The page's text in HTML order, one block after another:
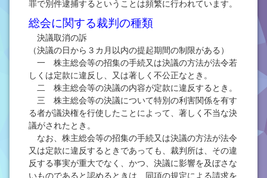
罪で別件逮捕するということは頻繁に行われています。
総会に関する裁判の種類
決議取消の訴
（決議の日から３カ月以内の提起期間の制限がある）
一 株主総会等の招集の手続又は決議の方法が法令若
しくは定款に違反し、又は著しく不公正なとき。
二 株主総会等の決議の内容が定款に違反するとき。
三 株主総会等の決議について特別の利害関係を有す
る者が議決権を行使したことによって、著しく不当な決
議がされたとき。
なお、株主総会等の招集の手続又は決議の方法が法令
又は定款に違反するときであっても、裁判所は、その違
反する事実が重大でなく、かつ、決議に影響を及ぼさな
いものであると認めるときは、同項の規定による請求を